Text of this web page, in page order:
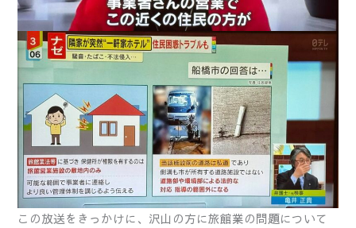
この放送をきっかけに、沢山の方に旅館業の問題について